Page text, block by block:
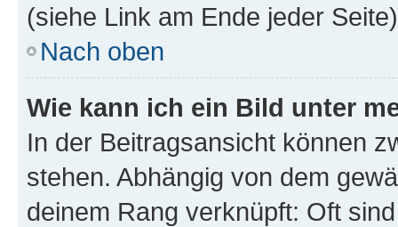
(siehe Link am Ende jeder
Nach oben
Wie kann ich ein Bild unter
In der Beitragsansicht können
stehen. Abhängig von dem
deinem Rang verknüpft: Oft